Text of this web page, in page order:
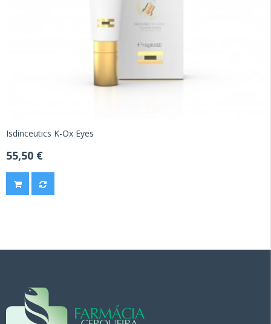
Isdinceutics K-Ox Eyes
55,50 €